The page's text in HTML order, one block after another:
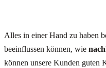
Alles in einer Hand zu haben
beeinflussen können, wie
können unsere Kunden guten